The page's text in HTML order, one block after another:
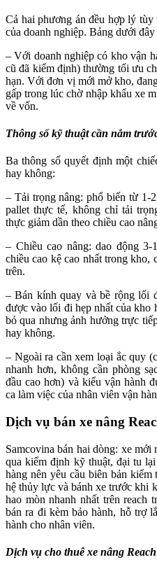
Cả hai phương án đều hợp lý tùy
của doanh nghiệp. Bảng dưới đây
– Với doanh nghiệp có kho vận
cũ đã kiểm định) thường tối ưu
hạn. Với đơn vị mới mở kho,
gấp trong lúc chờ nhập khẩu xe
về vốn.
Thông số kỹ thuật cần nắm
Ba thông số quyết định một
hay không:
– Tải trọng nâng: phổ biến từ 1-
pallet thực tế, không chỉ tải
thực giảm dần theo chiều cao
– Chiều cao nâng: dao động
chiều cao kệ cao nhất trong kho,
trên.
– Bán kính quay và bề rộng lối
được vào lối đi hẹp nhất của
bỏ qua nhưng ảnh hưởng trực
hay không.
– Ngoài ra cần xem loại ắc quy
nhanh hơn, không cần phòng
đầu cao hơn) và kiểu vận hành
ca làm việc của nhân viên vận
Dịch vụ bán xe nâng
Samcovina bán hai dòng: xe mới
qua kiểm định kỹ thuật, đại tu
hàng nên yêu cầu biên bản
hệ thủy lực và bánh xe trước khi
hao mòn nhanh nhất trên reach
bán ra đi kèm bảo hành, hỗ trợ
hành cho nhân viên.
Dịch vụ cho thuê xe nâng